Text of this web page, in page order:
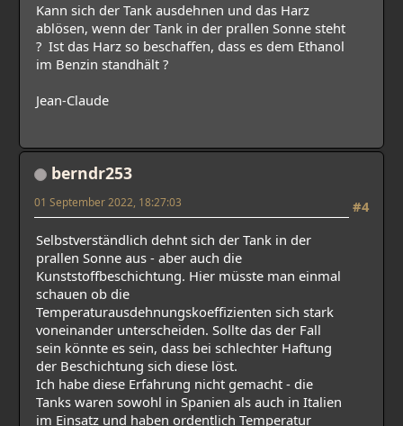
Kann sich der Tank ausdehnen und das Harz
ablösen, wenn der Tank in der prallen Sonne steht
? Ist das Harz so beschaffen, dass es dem Ethanol
im Benzin standhält ?
Jean-Claude
berndr253
#4
01 September 2022, 18:27:03
Selbstverständlich dehnt sich der Tank in der
prallen Sonne aus - aber auch die
Kunststoffbeschichtung. Hier müsste man einmal
schauen ob die
Temperaturausdehnungskoeffizienten sich stark
voneinander unterscheiden. Sollte das der Fall
sein könnte es sein, dass bei schlechter Haftung
der Beschichtung sich diese löst.
Ich habe diese Erfahrung nicht gemacht - die
Tanks waren sowohl in Spanien als auch in Italien
im Einsatz und haben ordentlich Temperatur